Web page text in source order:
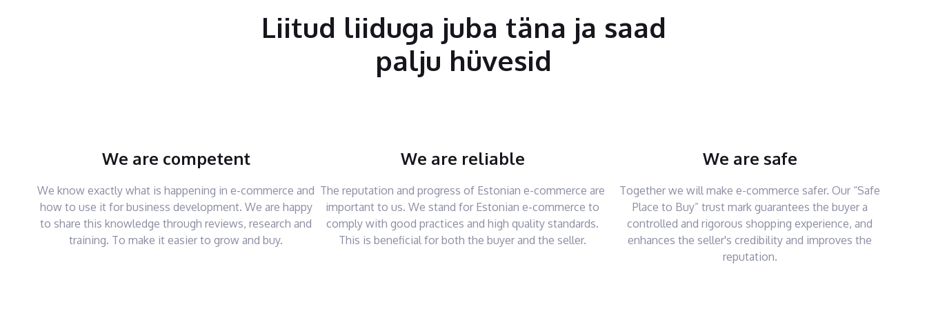
Liitud liiduga juba täna ja saad
palju hüvesid
We are competent
We know exactly what is happening in e-commerce and
how to use it for business development. We are happy
to share this knowledge through reviews, research and
training. To make it easier to grow and buy.
We are reliable
The reputation and progress of Estonian e-commerce are
important to us. We stand for Estonian e-commerce to
comply with good practices and high quality standards.
This is beneficial for both the buyer and the seller.
We are safe
Together we will make e-commerce safer. Our “Safe
Place to Buy” trust mark guarantees the buyer a
controlled and rigorous shopping experience, and
enhances the seller's credibility and improves the
reputation.